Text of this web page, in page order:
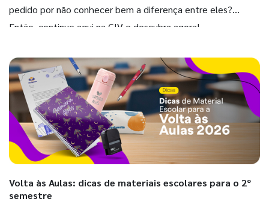
pedido por não conhecer bem a diferença entre eles?
Então, continue aqui na GIV e descubra agora!
Volta às Aulas: dicas de materiais escolares para o 2º
semestre